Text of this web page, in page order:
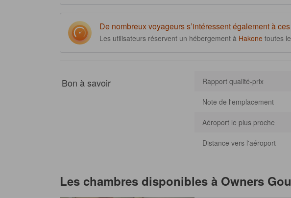
De nombreux voyageurs s’intéressent également à
Les utilisateurs réservent un hébergement à Hakone toutes
Bon à savoir Rapport qualité-prix
Note de l'emplacement
Aéroport le plus proche
Distance vers l'aéroport
Les chambres disponibles à Owners